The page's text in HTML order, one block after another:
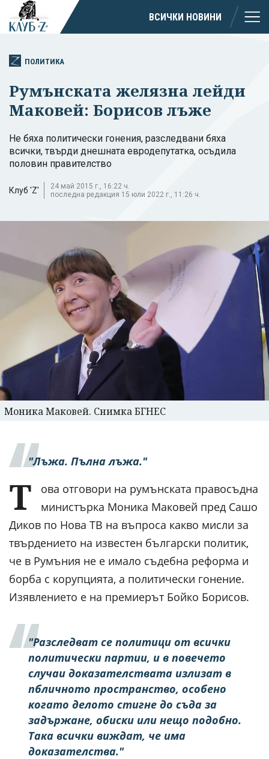
ВСИЧКИ НОВИНИ
ПОЛИТИКА
Румънската желязна лейди
Маковей: Борисов лъже
Не бяха политически гонения, разследвани бяха
всички, твърди днешната евродепутатка, осъдила
половин правителство
Клуб 'Z'
24 май 2015 г., 16:22 ч.
последна редакция 15 юли 2022 г., 11:26 ч.
Моника Маковей. Снимка БГНЕС
"Лъжа. Пълна лъжа."
Т
ова отговори на румънската правосъдна
министърка Моника Маковей пред Сашо
Диков по Нова ТВ на въпроса какво мисли за
твърдението на известен български политик,
че в Румъния не е имало съдебна реформа и
борба с корупцията, а политически гонение.
Изявлението е на премиерът Бойко Борисов.
"Разследват се политици от всички
политически партии, и в повечето
случаи доказателствата излизат в
пбличното пространство, особено
когато делото стигне до съда за
задържане, обиски или нещо подобно.
Така всички виждат, че има
доказателства."